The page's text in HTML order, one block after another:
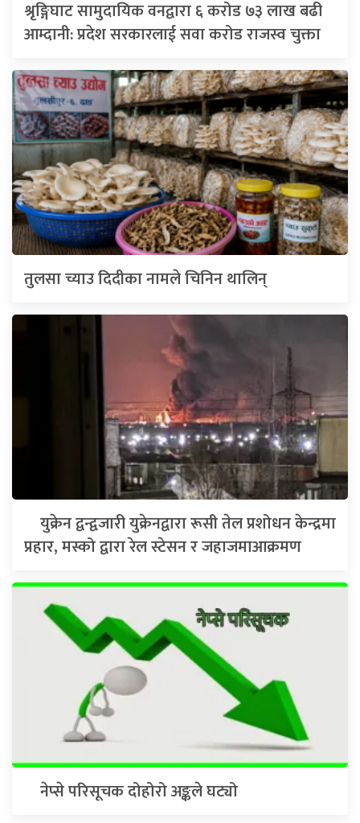
श्रृङ्गिघाट सामुदायिक वनद्वारा ६ करोड ७३ लाख बढी
आम्दानी: प्रदेश सरकारलाई सवा करोड राजस्व चुक्ता
तुलसा च्याउ दिदीका नामले चिनिन थालिन्
युक्रेन द्वन्द्वजारी युक्रेनद्वारा रूसी तेल प्रशोधन केन्द्रमा
प्रहार, मस्को द्वारा रेल स्टेसन र जहाजमाआक्रमण
नेप्से परिसूचक दोहोरो अङ्कले घट्यो